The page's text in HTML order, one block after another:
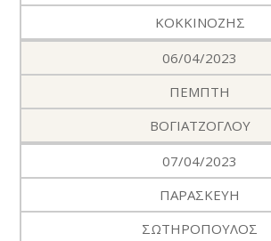
ΚΟΚΚΙΝΟΖΗΣ
06/04/2023
ΠΕΜΠΤΗ
ΒΟΓΙΑΤΖΟΓΛΟΥ
07/04/2023
ΠΑΡΑΣΚΕΥΗ
ΣΩΤΗΡΟΠΟΥΛΟΣ